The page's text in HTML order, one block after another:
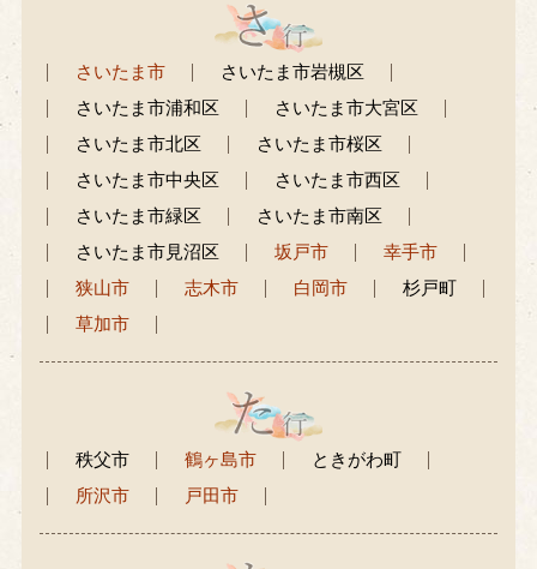
さいたま市
さいたま市岩槻区
さいたま市浦和区
さいたま市大宮区
さいたま市北区
さいたま市桜区
さいたま市中央区
さいたま市西区
さいたま市緑区
さいたま市南区
さいたま市見沼区
坂戸市
幸手市
狭山市
志木市 白岡市
杉戸町
草加市
秩父市 鶴ヶ島市
ときがわ町
所沢市
戸田市